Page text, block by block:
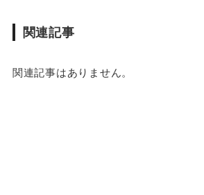
関連記事
関連記事はありません。